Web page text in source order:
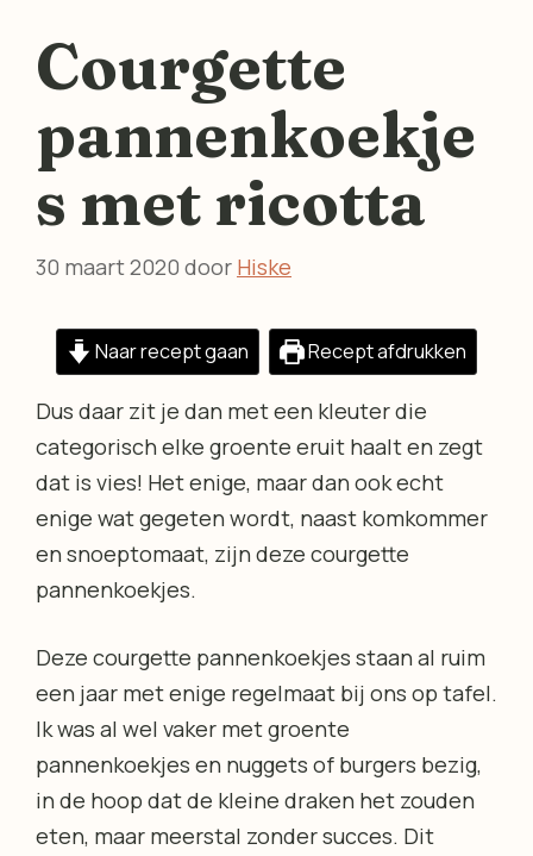
Courgette
pannenkoekje
s met ricotta
30 maart 2020 door Hiske
Naar recept gaan Recept afdrukken
Dus daar zit je dan met een kleuter die
categorisch elke groente eruit haalt en zegt
dat is vies! Het enige, maar dan ook echt
enige wat gegeten wordt, naast komkommer
en snoeptomaat, zijn deze courgette
pannenkoekjes.
Deze courgette pannenkoekjes staan al ruim
een jaar met enige regelmaat bij ons op tafel.
Ik was al wel vaker met groente
pannenkoekjes en nuggets of burgers bezig,
in de hoop dat de kleine draken het zouden
eten, maar meerstal zonder succes. Dit